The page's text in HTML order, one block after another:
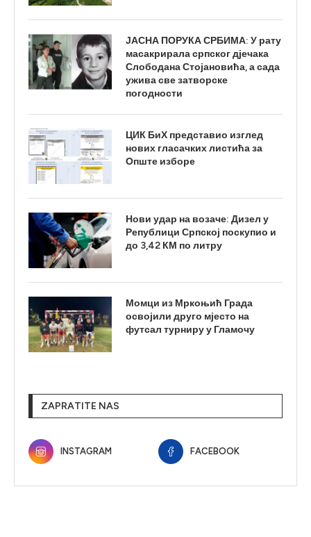
ЈАСНА ПОРУКА СРБИМА: У рату
масакрирала српског дјечака
Слободана Стојановића, а сада
ужива све затворске
погодности
ЦИК БиХ представио изглед
нових гласачких листића за
Опште изборе
Нови удар на возаче: Дизел у
Републици Српској поскупио и
до 3,42 КМ по литру
Момци из Мркоњић Града
освојили друго мјесто на
футсал турниру у Гламочу
ZAPRATITE NAS
INSTAGRAM FACEBOOK